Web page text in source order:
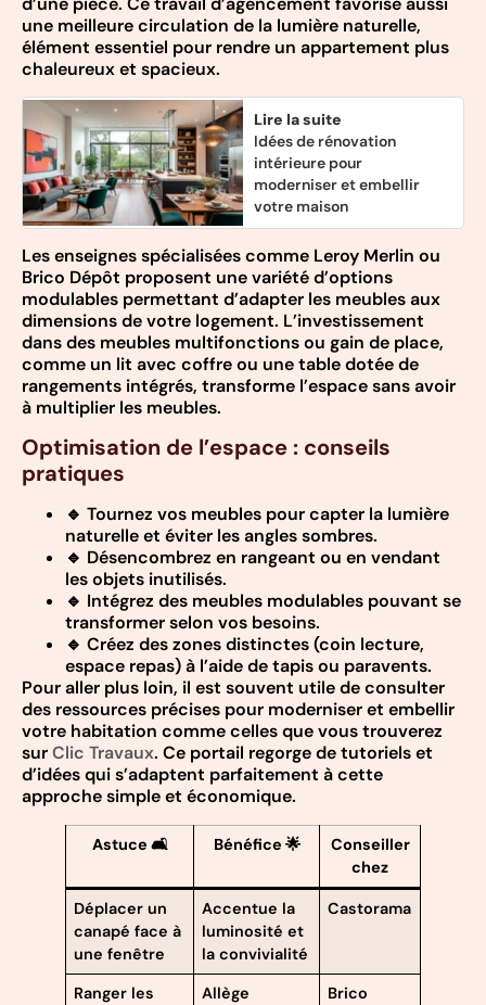
une meilleure circulation de la lumière naturelle,
élément essentiel pour rendre un appartement plus
chaleureux et spacieux.
Lire la suite
Idées de rénovation
intérieure pour
moderniser et embellir
votre maison
Les enseignes spécialisées comme Leroy Merlin ou
Brico Dépôt proposent une variété d’options
modulables permettant d’adapter les meubles aux
dimensions de votre logement. L’investissement
dans des meubles multifonctions ou gain de place,
comme un lit avec coffre ou une table dotée de
rangements intégrés, transforme l’espace sans avoir
à multiplier les meubles.
Optimisation de l’espace : conseils
pratiques
🔹 Tournez vos meubles pour capter la lumière
naturelle et éviter les angles sombres.
🔹 Désencombrez en rangeant ou en vendant
les objets inutilisés.
🔹 Intégrez des meubles modulables pouvant se
transformer selon vos besoins.
🔹 Créez des zones distinctes (coin lecture,
espace repas) à l’aide de tapis ou paravents.
Pour aller plus loin, il est souvent utile de consulter
des ressources précises pour moderniser et embellir
votre habitation comme celles que vous trouverez
surClic Travaux. Ce portail regorge de tutoriels et
d’idées qui s’adaptent parfaitement à cette
approche simple et économique.
Astuce 🛋️ Bénéfice 🌟
Conseiller
chez
Déplacer un
canapé face à
une fenêtre
Accentue la
luminosité et
la convivialité
Castorama
Ranger les
Allège
Brico